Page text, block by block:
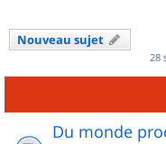
Nouveau sujet
28
Du monde